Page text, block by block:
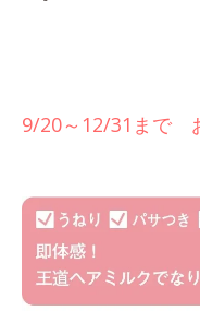
9/20～12/31まで